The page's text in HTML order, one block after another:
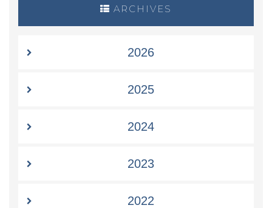
ARCHIVES
2026
2025
2024
2023
2022